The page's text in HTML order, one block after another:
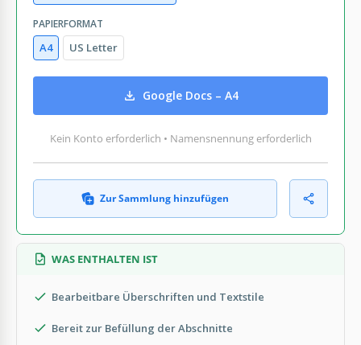
PAPIERFORMAT
A4 US Letter
Google Docs – A4
Kein Konto erforderlich • Namensnennung erforderlich
Zur Sammlung hinzufügen
WAS ENTHALTEN IST
Bearbeitbare Überschriften und Textstile
Bereit zur Befüllung der Abschnitte